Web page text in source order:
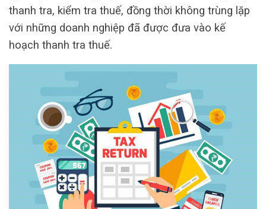
thanh tra, kiểm tra thuế, đồng thời không trùng lặp
với những doanh nghiệp đã được đưa vào kế
hoạch thanh tra thuế.